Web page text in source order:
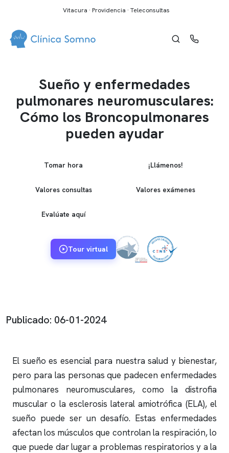
Vitacura · Providencia · Teleconsultas
Sueño y enfermedades
pulmonares neuromusculares:
Cómo los Broncopulmonares
pueden ayudar
Tomar hora ¡Llámenos!
Valores consultas Valores exámenes
Evalúate aquí
Tour virtual
Publicado: 06-01-2024
El sueño es esencial para nuestra salud y bienestar,
pero para las personas que padecen enfermedades
pulmonares neuromusculares, como la distrofia
muscular o la esclerosis lateral amiotrófica (ELA), el
sueño puede ser un desafío. Estas enfermedades
afectan los músculos que controlan la respiración, lo
que puede dar lugar a problemas respiratorios y a la